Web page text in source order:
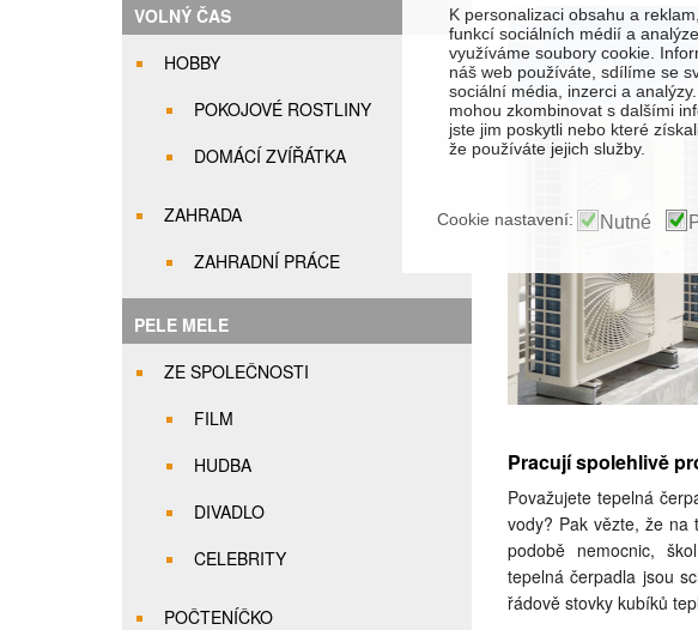
VOLNÝ ČAS
HOBBY
POKOJOVÉ ROSTLINY
DOMÁCÍ ZVÍŘÁTKA
ZAHRADA
ZAHRADNÍ PRÁCE
PELE MELE
ZE SPOLEČNOSTI
FILM
HUDBA
DIVADLO
CELEBRITY
POČTENÍČKO
Pracují spolehlivě
Považujete tepelná
vody? Pak vězte, že na
podobě nemocnic,
tepelná čerpadla jsou
řádově stovky kubíků
K personalizaci obsahu a
funkcí sociálních médií a
využíváme soubory cookie.
náš web používáte, sdílíme se
sociální média, inzerci a
mohou zkombinovat s dalšími
jste jim poskytli nebo které
že používáte jejich služby.
Cookie nastavení: Nutné